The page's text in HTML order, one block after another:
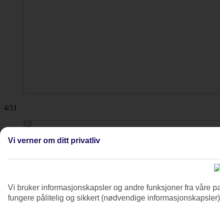
4/11
Vi verner om ditt privatliv
Vi bruker informasjonskapsler og andre funksjoner fra våre
fungere pålitelig og sikkert (nødvendige